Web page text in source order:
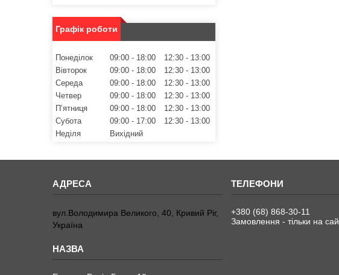
Графік роботи
Понеділок 09:00 18:00 12:30
13:00
Вівторок
09:00 18:00 12:30
13:00
Середа
09:00 18:00 12:30
13:00
Четвер
09:00 18:00 12:30
13:00
Пʼятниця
09:00 18:00 12:30
13:00
Субота
09:00 17:00 12:30
13:00
Неділя
Вихідний
вул.Володимира Великого, 40, Кривий Ріг,
Україна
+380 (68) 868-30-11
Замовлення - тільки на